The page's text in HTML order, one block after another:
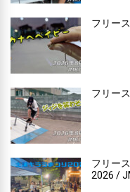
フリー
フリー
フリー
2026 /